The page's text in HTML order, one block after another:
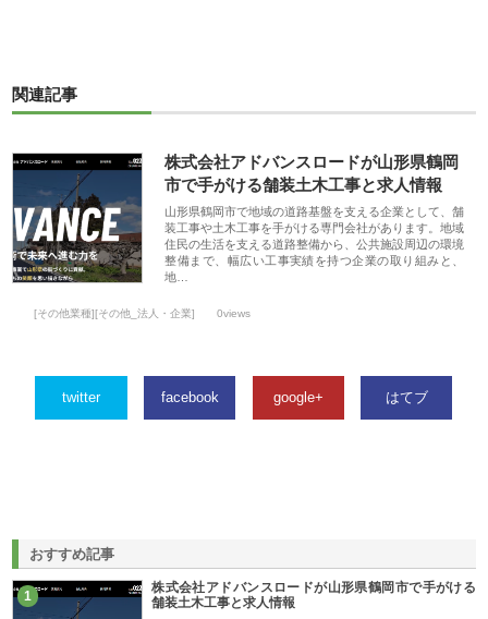
関連記事
株式会社アドバンスロードが山形県鶴岡
市で手がける舗装土木工事と求人情報
山形県鶴岡市で地域の道路基盤を支える企業として、舗
装工事や土木工事を手がける専門会社があります。地域
住民の生活を支える道路整備から、公共施設周辺の環境
整備まで、幅広い工事実績を持つ企業の取り組みと、
地…
[その他業種][その他_法人・企業] 0views
twitter facebook google+ はてブ
おすすめ記事
1
株式会社アドバンスロードが山形県鶴岡市で手がける
舗装土木工事と求人情報